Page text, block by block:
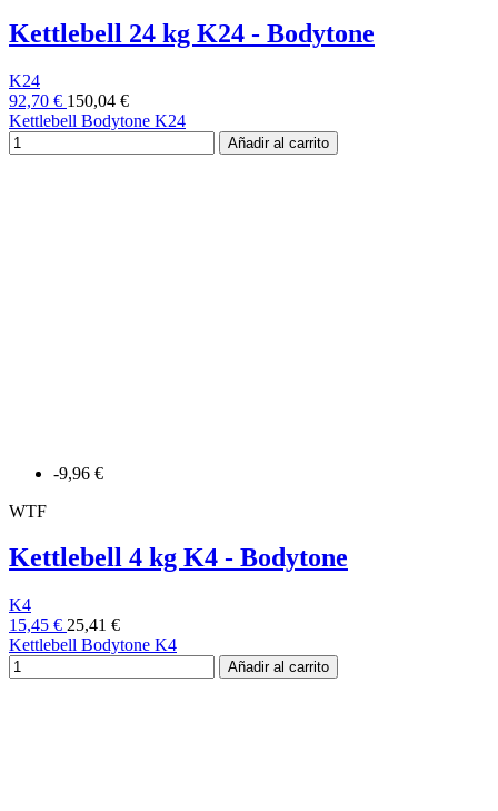
Kettlebell 24 kg K24 - Bodytone
K24
92,70 € 150,04 €
Kettlebell Bodytone K24
Añadir al carrito
-9,96 €
WTF
Kettlebell 4 kg K4 - Bodytone
K4
15,45 € 25,41 €
Kettlebell Bodytone K4
Añadir al carrito